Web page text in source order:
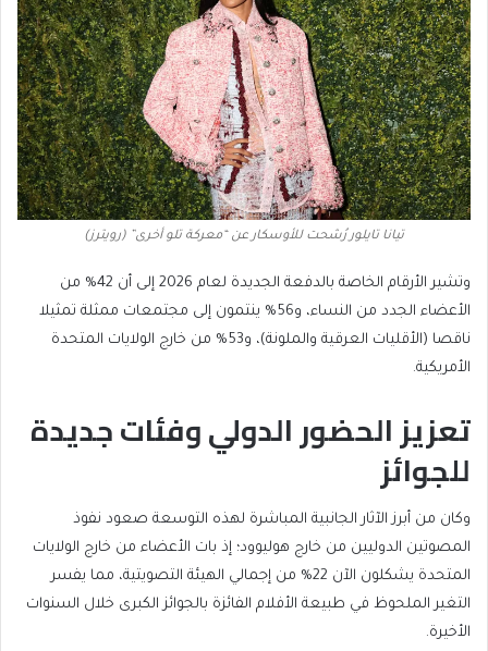
تيانا تايلور رُشحت للأوسكار عن “معركة تلو أخرى” (رويترز)
وتشير الأرقام الخاصة بالدفعة الجديدة لعام 2026 إلى أن 42% من
الأعضاء الجدد من النساء، و56% ينتمون إلى مجتمعات ممثلة تمثيلا
ناقصا (الأقليات العرقية والملونة)، و53% من خارج الولايات المتحدة
الأمريكية.
تعزيز الحضور الدولي وفئات جديدة
للجوائز
وكان من أبرز الآثار الجانبية المباشرة لهذه التوسعة صعود نفوذ
المصوتين الدوليين من خارج هوليوود؛ إذ بات الأعضاء من خارج الولايات
المتحدة يشكلون الآن 22% من إجمالي الهيئة التصويتية، مما يفسر
التغير الملحوظ في طبيعة الأفلام الفائزة بالجوائز الكبرى خلال السنوات
الأخيرة.